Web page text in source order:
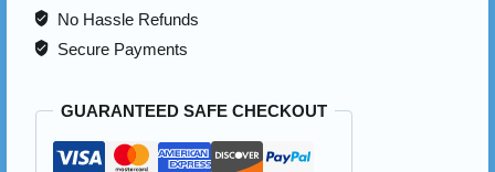
No Hassle Refunds
Secure Payments
GUARANTEED SAFE CHECKOUT